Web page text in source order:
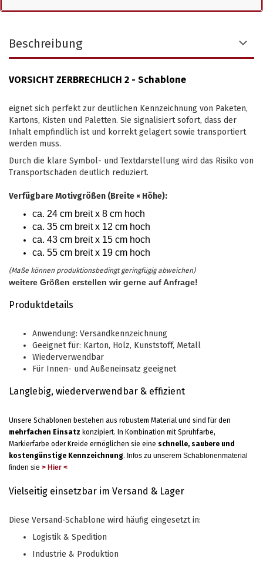
Beschreibung
VORSICHT ZERBRECHLICH 2 - Schablone
eignet sich perfekt zur deutlichen Kennzeichnung von Paketen,
Kartons, Kisten und Paletten. Sie signalisiert sofort, dass der
Inhalt empfindlich ist und korrekt gelagert sowie transportiert
werden muss.
Durch die klare Symbol- und Textdarstellung wird das Risiko von
Transportschäden deutlich reduziert.
Verfügbare Motivgrößen (Breite × Höhe):
ca. 24 cm breit x 8 cm hoch
ca. 35 cm breit x 12 cm hoch
ca. 43 cm breit x 15 cm hoch
ca. 55 cm breit x 19 cm hoch
(Maße können produktionsbedingt geringfügig abweichen)
weitere Größen erstellen wir gerne auf Anfrage!
Produktdetails
Anwendung: Versandkennzeichnung
Geeignet für: Karton, Holz, Kunststoff, Metall
Wiederverwendbar
Für Innen- und Außeneinsatz geeignet
Langlebig, wiederverwendbar & effizient
Unsere Schablonen bestehen aus robustem Material und sind für den
mehrfachen Einsatz konzipiert. In Kombination mit Sprühfarbe,
Markierfarbe oder Kreide ermöglichen sie eine schnelle, saubere und
kostengünstige Kennzeichnung. Infos zu unserem Schablonenmaterial
finden sie > Hier <
Vielseitig einsetzbar im Versand & Lager
Diese Versand-Schablone wird häufig eingesetzt in:
Logistik & Spedition
Industrie & Produktion